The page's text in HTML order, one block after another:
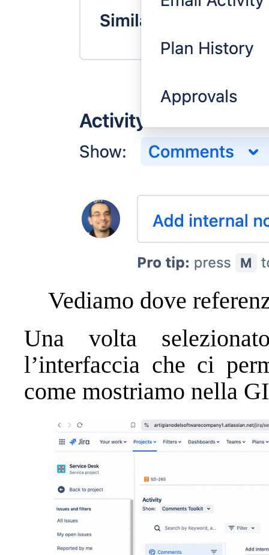
Vediamo dove
Una volta
l’interfaccia che ci
come mostriamo nella